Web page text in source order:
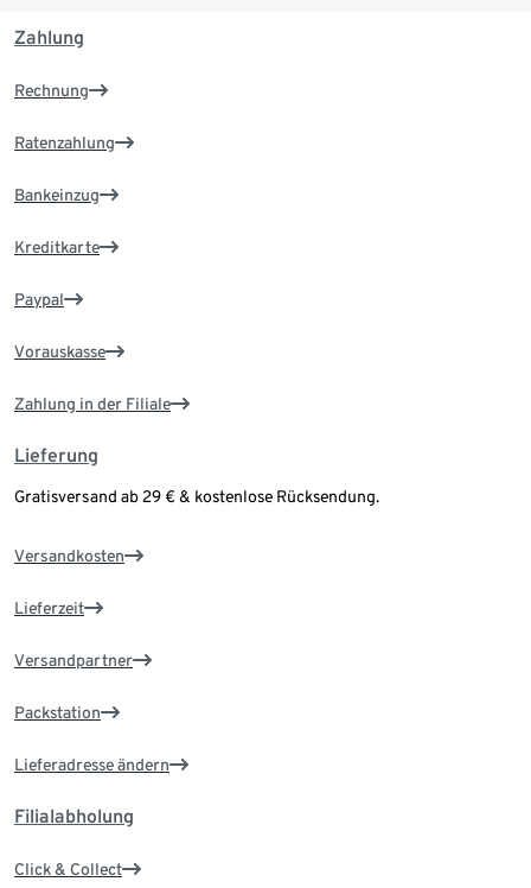
Zahlung
Rechnung
Ratenzahlung
Bankeinzug
Kreditkarte
Paypal
Vorauskasse
Zahlung in der Filiale
Lieferung
Gratisversand ab 29 € & kostenlose Rücksendung.
Versandkosten
Lieferzeit
Versandpartner
Packstation
Lieferadresse ändern
Filialabholung
Click & Collect